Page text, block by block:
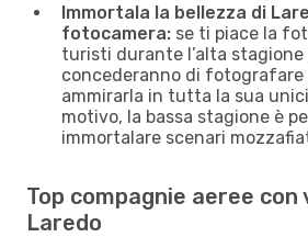
Immortala la bellezza di
fotocamera: se ti piace la
turisti durante l’alta
concederanno di
ammirarla in tutta la sua
motivo, la bassa stagione è
immortalare scenari
Top compagnie aeree
Laredo